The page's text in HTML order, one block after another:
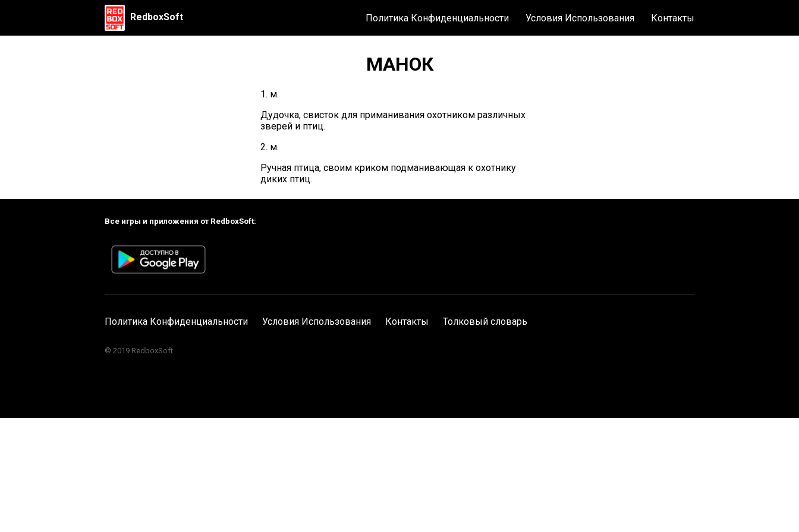
RedboxSoft Политика Конфиденциальности Условия Использования Контакты
МАНОК
1. м.
Дудочка, свисток для приманивания охотником различных
зверей и птиц.
2. м.
Ручная птица, своим криком подманивающая к охотнику
диких птиц.
Все игры и приложения от RedboxSoft:
Политика Конфиденциальности Условия Использования Контакты Толковый словарь
© 2019 RedboxSoft